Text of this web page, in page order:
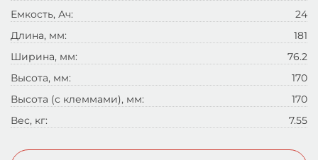
Емкость, Ач:
24
Длина, мм:
181
Ширина, мм:
76.2
Высота, мм:
170
Высота (с клеммами), мм:
170
Вес, кг:
7.55